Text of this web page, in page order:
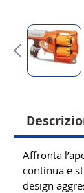
Affronta
continua e
design